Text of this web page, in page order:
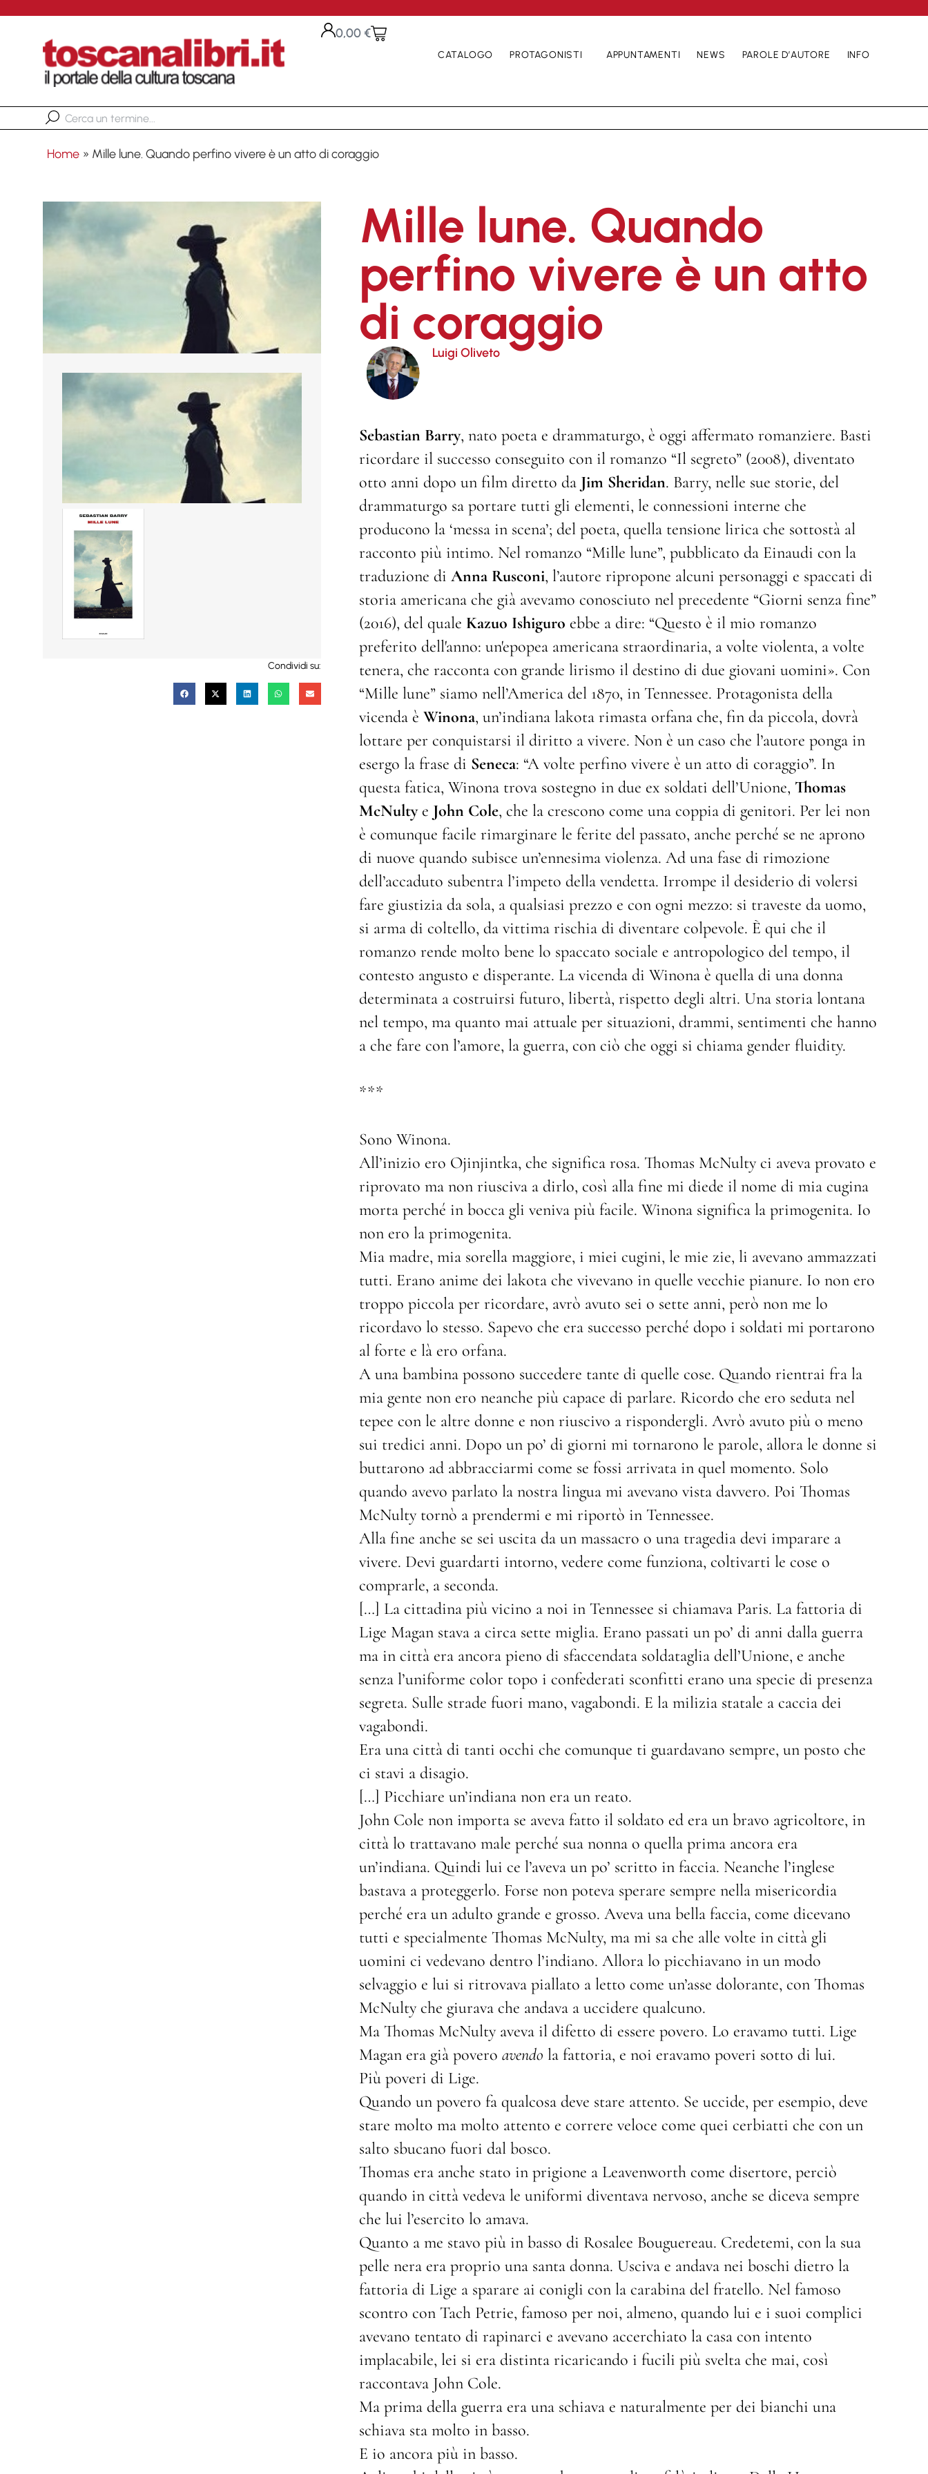
0,00€
CATALOGO PROTAGONISTI APPUNTAMENTI NEWS PAROLE D’AUTORE INFO
Home » Mille lune. Quando perfino vivere è un atto di coraggio
Condividi su:
Mille lune. Quando
perfino vivere è un atto
di coraggio
Luigi Oliveto
Sebastian Barry, nato poeta e drammaturgo, è oggi affermato romanziere. Basti
ricordare il successo conseguito con il romanzo “Il segreto” (2008), diventato
otto anni dopo un film diretto da Jim Sheridan. Barry, nelle sue storie, del
drammaturgo sa portare tutti gli elementi, le connessioni interne che
producono la ‘messa in scena’; del poeta, quella tensione lirica che sottostà al
racconto più intimo. Nel romanzo “Mille lune”, pubblicato da Einaudi con la
traduzione di Anna Rusconi, l’autore ripropone alcuni personaggi e spaccati di
storia americana che già avevamo conosciuto nel precedente “Giorni senza fine”
(2016), del quale Kazuo Ishiguro ebbe a dire: “Questo è il mio romanzo
preferito dell'anno: un'epopea americana straordinaria, a volte violenta, a volte
tenera, che racconta con grande lirismo il destino di due giovani uomini». Con
“Mille lune” siamo nell’America del 1870, in Tennessee. Protagonista della
vicenda è Winona, un’indiana lakota rimasta orfana che, fin da piccola, dovrà
lottare per conquistarsi il diritto a vivere. Non è un caso che l’autore ponga in
esergo la frase di Seneca: “A volte perfino vivere è un atto di coraggio”. In
questa fatica, Winona trova sostegno in due ex soldati dell’Unione, Thomas
McNultye John Cole, che la crescono come una coppia di genitori. Per lei non
è comunque facile rimarginare le ferite del passato, anche perché se ne aprono
di nuove quando subisce un’ennesima violenza. Ad una fase di rimozione
dell’accaduto subentra l’impeto della vendetta. Irrompe il desiderio di volersi
fare giustizia da sola, a qualsiasi prezzo e con ogni mezzo: si traveste da uomo,
si arma di coltello, da vittima rischia di diventare colpevole. È qui che il
romanzo rende molto bene lo spaccato sociale e antropologico del tempo, il
contesto angusto e disperante. La vicenda di Winona è quella di una donna
determinata a costruirsi futuro, libertà, rispetto degli altri. Una storia lontana
nel tempo, ma quanto mai attuale per situazioni, drammi, sentimenti che hanno
a che fare con l’amore, la guerra, con ciò che oggi si chiama gender fluidity.
***
Sono Winona.
All’inizio ero Ojinjintka, che significa rosa. Thomas McNulty ci aveva provato e
riprovato ma non riusciva a dirlo, così alla fine mi diede il nome di mia cugina
morta perché in bocca gli veniva più facile. Winona significa la primogenita. Io
non ero la primogenita.
Mia madre, mia sorella maggiore, i miei cugini, le mie zie, li avevano ammazzati
tutti. Erano anime dei lakota che vivevano in quelle vecchie pianure. Io non ero
troppo piccola per ricordare, avrò avuto sei o sette anni, però non me lo
ricordavo lo stesso. Sapevo che era successo perché dopo i soldati mi portarono
al forte e là ero orfana.
A una bambina possono succedere tante di quelle cose. Quando rientrai fra la
mia gente non ero neanche più capace di parlare. Ricordo che ero seduta nel
tepee con le altre donne e non riuscivo a rispondergli. Avrò avuto più o meno
sui tredici anni. Dopo un po’ di giorni mi tornarono le parole, allora le donne si
buttarono ad abbracciarmi come se fossi arrivata in quel momento. Solo
quando avevo parlato la nostra lingua mi avevano vista davvero. Poi Thomas
McNulty tornò a prendermi e mi riportò in Tennessee.
Alla fine anche se sei uscita da un massacro o una tragedia devi imparare a
vivere. Devi guardarti intorno, vedere come funziona, coltivarti le cose o
comprarle, a seconda.
[…] La cittadina più vicino a noi in Tennessee si chiamava Paris. La fattoria di
Lige Magan stava a circa sette miglia. Erano passati un po’ di anni dalla guerra
ma in città era ancora pieno di sfaccendata soldataglia dell’Unione, e anche
senza l’uniforme color topo i confederati sconfitti erano una specie di presenza
segreta. Sulle strade fuori mano, vagabondi. E la milizia statale a caccia dei
vagabondi.
Era una città di tanti occhi che comunque ti guardavano sempre, un posto che
ci stavi a disagio.
[…] Picchiare un’indiana non era un reato.
John Cole non importa se aveva fatto il soldato ed era un bravo agricoltore, in
città lo trattavano male perché sua nonna o quella prima ancora era
un’indiana. Quindi lui ce l’aveva un po’ scritto in faccia. Neanche l’inglese
bastava a proteggerlo. Forse non poteva sperare sempre nella misericordia
perché era un adulto grande e grosso. Aveva una bella faccia, come dicevano
tutti e specialmente Thomas McNulty, ma mi sa che alle volte in città gli
uomini ci vedevano dentro l’indiano. Allora lo picchiavano in un modo
selvaggio e lui si ritrovava piallato a letto come un’asse dolorante, con Thomas
McNulty che giurava che andava a uccidere qualcuno.
Ma Thomas McNulty aveva il difetto di essere povero. Lo eravamo tutti. Lige
Magan era già povero avendo la fattoria, e noi eravamo poveri sotto di lui.
Più poveri di Lige.
Quando un povero fa qualcosa deve stare attento. Se uccide, per esempio, deve
stare molto ma molto attento e correre veloce come quei cerbiatti che con un
salto sbucano fuori dal bosco.
Thomas era anche stato in prigione a Leavenworth come disertore, perciò
quando in città vedeva le uniformi diventava nervoso, anche se diceva sempre
che lui l’esercito lo amava.
Quanto a me stavo più in basso di Rosalee Bouguereau. Credetemi, con la sua
pelle nera era proprio una santa donna. Usciva e andava nei boschi dietro la
fattoria di Lige a sparare ai conigli con la carabina del fratello. Nel famoso
scontro con Tach Petrie, famoso per noi, almeno, quando lui e i suoi complici
avevano tentato di rapinarci e avevano accerchiato la casa con intento
implacabile, lei si era distinta ricaricando i fucili più svelta che mai, così
raccontava John Cole.
Ma prima della guerra era una schiava e naturalmente per dei bianchi una
schiava sta molto in basso.
E io ancora più in basso.